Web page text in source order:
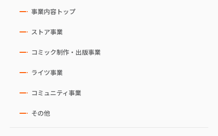
事業内容トップ
ストア事業
コミック制作・出版事業
ライツ事業
コミュニティ事業
その他